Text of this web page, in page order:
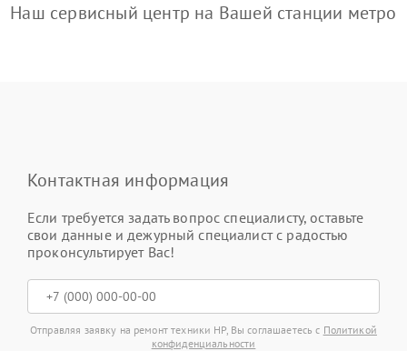
Наш сервисный центр на Вашей станции метро
Контактная информация
Если требуется задать вопрос специалисту, оставьте
свои данные и дежурный специалист с радостью
проконсультирует Вас!
Отправляя заявку на ремонт техники HP, Вы соглашаетесь с Политикой
конфиденциальности